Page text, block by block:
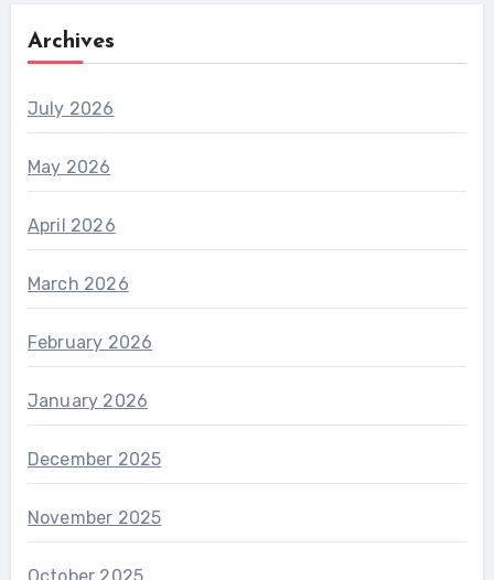
Archives
July 2026
May 2026
April 2026
March 2026
February 2026
January 2026
December 2025
November 2025
October 2025